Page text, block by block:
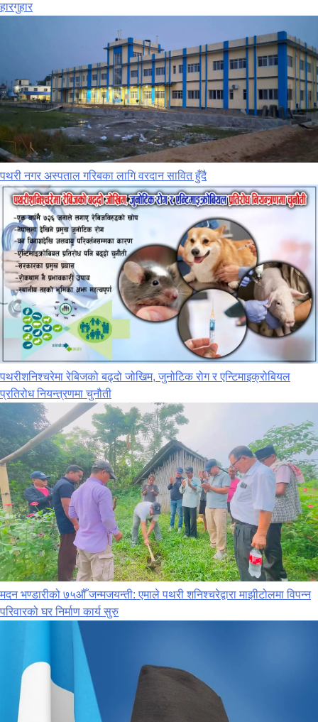
हारगुहार
पथरी नगर अस्पताल गरिबका लागि वरदान सावित हुँदै
पथरीशनिश्‍चरेमा रेबिजको बढ्दो जोखिम, जुनोटिक रोग र एन्टिमाइक्रोबियल
प्रतिरोध नियन्त्रणमा चुनौती
मदन भण्डारीको ७५औँ जन्मजयन्ती: एमाले पथरी शनिश्चरेद्वारा माझीटोलमा विपन्न
परिवारको घर निर्माण कार्य सुरु